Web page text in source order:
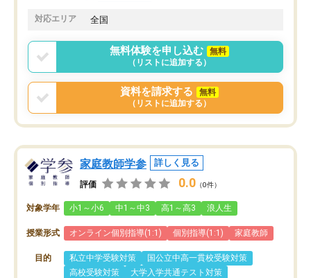
対応エリア 全国
無料体験を申し込む
無料
（リストに追加する）
資料を請求する
無料
（リストに追加する）
家庭教師学参 詳しく見る
評価 0.0 （0件）
対象学年 小1～小6 中1～中3 高1～高3 浪人生
授業形式 オンライン個別指導(1:1) 個別指導(1:1) 家庭教師
目的 私立中学受験対策
国公立中高一貫校受験対策
高校受験対策
大学入学共通テスト対策